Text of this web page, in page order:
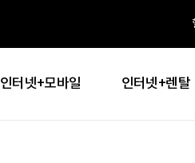
인터넷+모바일 인터넷+렌탈